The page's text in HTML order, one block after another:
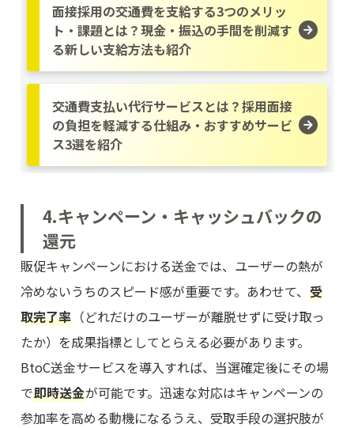
面接採用の交通費を支給する3つのメリッ
ト・課題とは？現金・振込の手間を削減す
る新しい支給方法も紹介
交通費支払い代行サービスとは？採用面接
の負担を軽減する仕組み・おすすめサービ
ス3選を紹介
4.キャンペーン・キャッシュバックの
還元
販促キャンペーンにおける送金では、ユーザーの熱が
冷めないうちのスピード感が重要です。あわせて、受
取完了率 （どれだけのユーザーが離脱せずに受け取っ
たか）を成果指標としてとらえる必要があります。
BtoC送金サービスを導入すれば、当選確定後にその場
で即時送金が可能です。迅速な対応はキャンペーンの
参加率を高める動機になるうえ、受取手段の選択肢が